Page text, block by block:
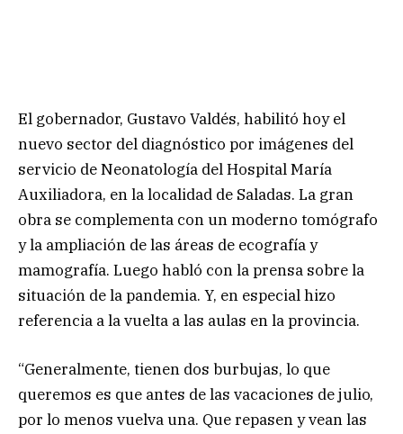
El gobernador, Gustavo Valdés, habilitó hoy el
nuevo sector del diagnóstico por imágenes del
servicio de Neonatología del Hospital María
Auxiliadora, en la localidad de Saladas. La gran
obra se complementa con un moderno tomógrafo
y la ampliación de las áreas de ecografía y
mamografía. Luego habló con la prensa sobre la
situación de la pandemia. Y, en especial hizo
referencia a la vuelta a las aulas en la provincia.
“Generalmente, tienen dos burbujas, lo que
queremos es que antes de las vacaciones de julio,
por lo menos vuelva una. Que repasen y vean las